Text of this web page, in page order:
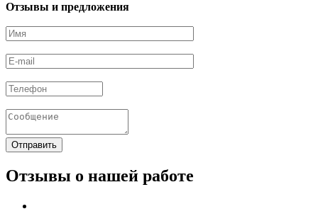
Отзывы и предложения
Отзывы о нашей работе